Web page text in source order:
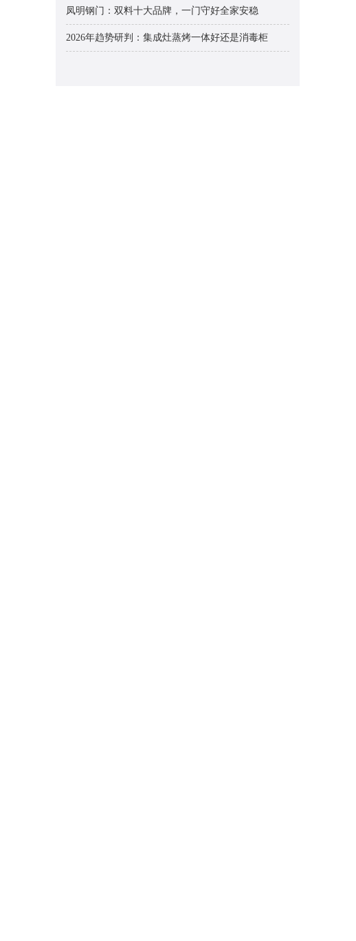
凤明钢门：双料十大品牌，一门守好全家安稳
2026年趋势研判：集成灶蒸烤一体好还是消毒柜